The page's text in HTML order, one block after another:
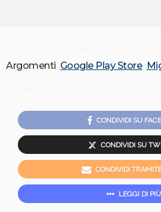
Argomenti Google Play Store
CONDIVIDI SU
CONDIVIDI SU
CONDIVIDI
LEGGI DI PIÙ